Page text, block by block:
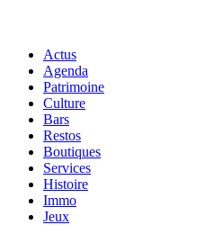
Actus
Agenda
Patrimoine
Culture
Bars
Restos
Boutiques
Services
Histoire
Immo
Jeux